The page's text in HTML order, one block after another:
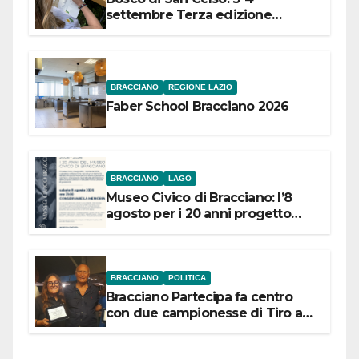
settembre Terza edizione
BRACCIANO REGIONE LAZIO
Faber School Bracciano 2026
BRACCIANO LAGO
Museo Civico di Bracciano: l’8
agosto per i 20 anni progetto
BRACCIANO POLITICA
Bracciano Partecipa fa centro
con due campionesse di Tiro a